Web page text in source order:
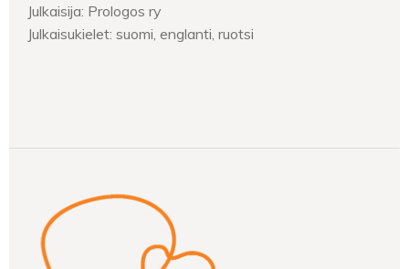
Julkaisija: Prologos ry
Julkaisukielet: suomi, englanti, ruotsi